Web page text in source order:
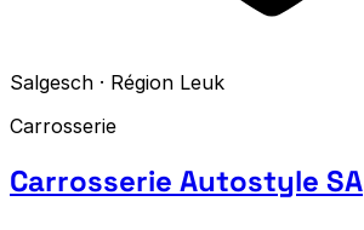
Salgesch · Région Leuk
Carrosserie
Carrosserie Autostyle SA